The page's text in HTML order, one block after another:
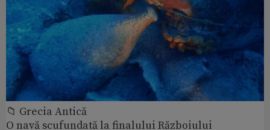
📁 Grecia Antică
O navă scufundată la finalului Războiului